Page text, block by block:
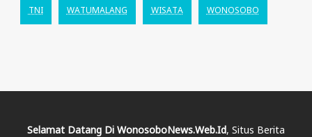
TNI WATUMALANG WISATA WONOSOBO
Selamat Datang Di WonosoboNews.web.id, Situs Berita